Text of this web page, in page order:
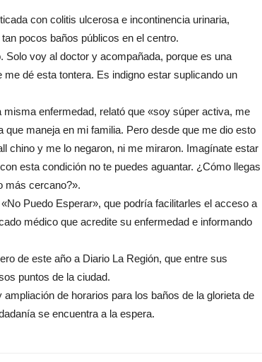
con colitis ulcerosa e incontinencia urinaria,
pocos baños públicos en el centro.
Solo voy al doctor y acompañada, porque es una
dé esta tontera. Es indigno estar suplicando un
enfermedad, relató que «soy súper activa, me
maneja en mi familia. Pero desde que me dio esto
chino y me lo negaron, ni me miraron. Imagínate estar
esta condición no te puedes aguantar. ¿Cómo llegas
más cercano?».
Puedo Esperar», que podría facilitarles el acceso a
médico que acredite su enfermedad e informando
de este año a Diario La Región, que entre sus
puntos de la ciudad.
de horarios para los baños de la glorieta de
se encuentra a la espera.